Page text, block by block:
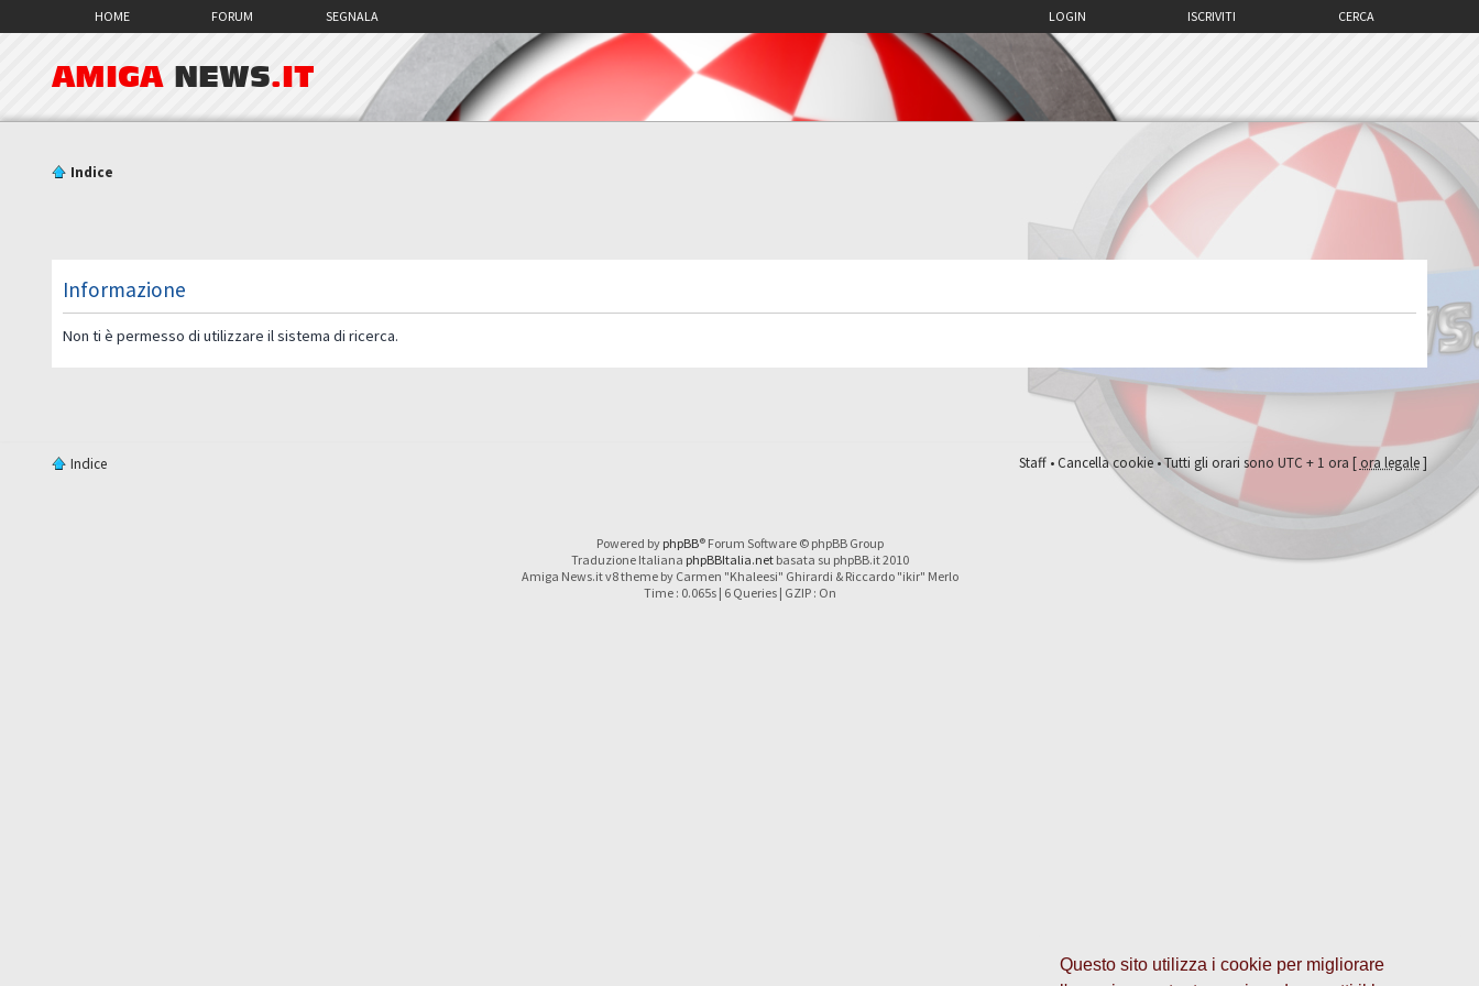
Questo sito utilizza i cookie per migliorare
HOME FORUM SEGNALA CERCA
ISCRIVITI
LOGIN
AMIGA NEWS.IT
Indice
Informazione
Non ti è permesso di utilizzare il sistema di ricerca.
Indice Staff•Cancella cookie• Tutti gli orari sono UTC + 1 ora [ ora legale]
Powered by phpBB® Forum Software © phpBB Group
Traduzione Italiana phpBBItalia.netbasata su phpBB.it 2010
Amiga News.it v8 theme by Carmen "Khaleesi" Ghirardi & Riccardo "ikir" Merlo
Time : 0.065s | 6 Queries | GZIP : On